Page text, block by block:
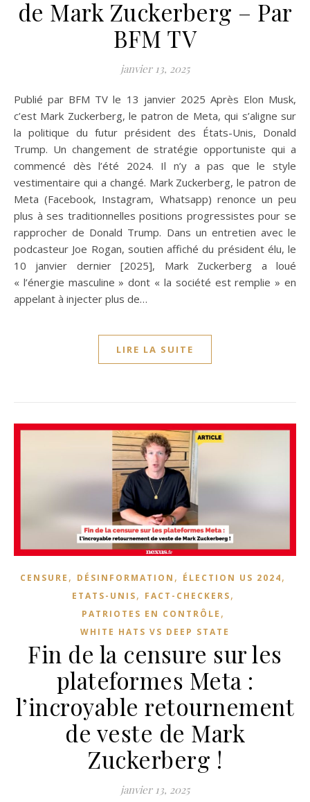
de Mark Zuckerberg – Par
BFM TV
janvier 13, 2025
Publié par BFM TV le 13 janvier 2025 Après Elon Musk,
c’est Mark Zuckerberg, le patron de Meta, qui s’aligne sur
la politique du futur président des États-Unis, Donald
Trump. Un changement de stratégie opportuniste qui a
commencé dès l’été 2024. Il n’y a pas que le style
vestimentaire qui a changé. Mark Zuckerberg, le patron de
Meta (Facebook, Instagram, Whatsapp) renonce un peu
plus à ses traditionnelles positions progressistes pour se
rapprocher de Donald Trump. Dans un entretien avec le
podcasteur Joe Rogan, soutien affiché du président élu, le
10 janvier dernier [2025], Mark Zuckerberg a loué
« l’énergie masculine » dont « la société est remplie » en
appelant à injecter plus de…
LIRE LA SUITE
CENSURE , DÉSINFORMATION , ÉLECTION US 2024,
ETATS-UNIS, FACT-CHECKERS,
PATRIOTES EN CONTRÔLE ,
WHITE HATS VS DEEP STATE
Fin de la censure sur les
plateformes Meta :
l’incroyable retournement
de veste de Mark
Zuckerberg !
janvier 13, 2025